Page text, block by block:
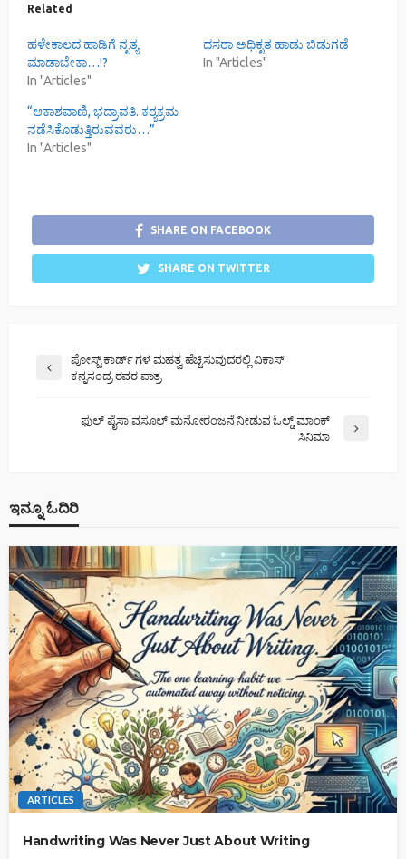
Related
ಹಳೇಕಾಲದ ಹಾಡಿಗೆ ನೃತ್ಯ
ಮಾಡಾಬೇಕಾ…!?
In "Articles"
ದಸರಾ ಅಧಿಕೃತ ಹಾಡು ಬಿಡುಗಡೆ
In "Articles"
“ಆಕಾಶವಾಣಿ, ಭದ್ರಾವತಿ. ಕರ‍್ಯಕ್ರಮ
ನಡೆಸಿಕೊಡುತ್ತಿರುವವರು…”
In "Articles"
SHARE ON FACEBOOK
SHARE ON TWITTER
ಪೋಸ್ಟ್‌ ಕಾರ್ಡ್ ಗಳ ಮಹತ್ವ ಹೆಚ್ಚಿಸುವುದರಲ್ಲಿ‌ ವಿಕಾಸ್
ಕನ್ನಸಂದ್ರ ರವರ ಪಾತ್ರ
ಫುಲ್ ಪೈಸಾ ವಸೂಲ್ ಮನೋರಂಜನೆ ನೀಡುವ ಓಲ್ಡ್ ಮಾಂಕ್
ಸಿನಿಮಾ
ಇನ್ನೂ ಓದಿರಿ
ARTICLES
Handwriting Was Never Just About Writing